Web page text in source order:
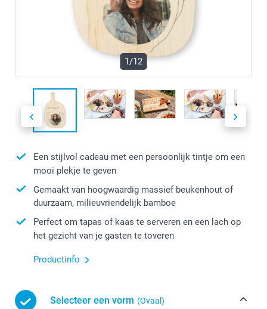
1/12
Een stijlvol cadeau met een persoonlijk tintje om een
mooi plekje te geven
Gemaakt van hoogwaardig massief beukenhout of
duurzaam, milieuvriendelijk bamboe
Perfect om tapas of kaas te serveren en een lach op
het gezicht van je gasten te toveren
Productinfo
Selecteer een vorm (Ovaal)